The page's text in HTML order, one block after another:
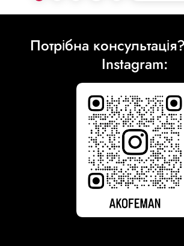
Потрібна
Instagram: